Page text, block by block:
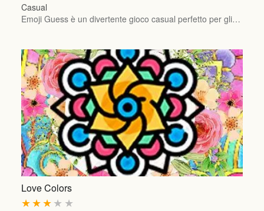
Casual
Emoji Guess è un divertente gioco casual perfetto per gli…
Love Colors
★
★
★
★
★